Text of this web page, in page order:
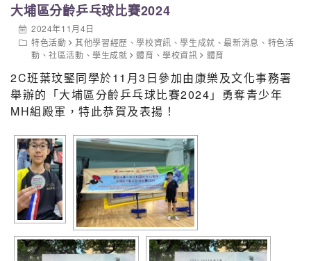
大埔區分齡乒乓球比賽2024
2024年11月4日
特色活動
其他學習經歷 、學校資訊 、學生成就 、最新消息 、 特色活
動 、社區活動 、學生成就 體育 、學校資訊 體育
2C班葉玟鋻同學於11月3日參加由康樂及文化事務署
舉辦的「大埔區分齡乒乓球比賽2024」勇奪青少年
MH組殿軍，特此恭賀及表揚！